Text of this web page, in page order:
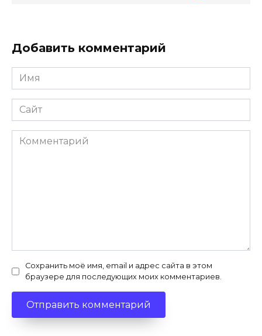
Добавить комментарий
Имя
*
Сайт
Комментарий
Сохранить моё имя, email и адрес сайта в этом
браузере для последующих моих комментариев.